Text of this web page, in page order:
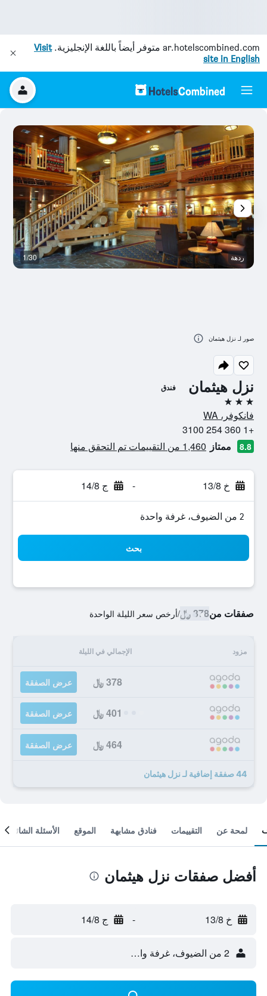
ar.hotelscombined.com متوفر أيضاً باللغة الإنجليزية.Visit
site in English
نزل هيثمان فندق
3 نجوم
فانكوفر، WA
+1 360 254 3100
8.8 ممتاز 1,460 من التقييمات تم التحقق منها
خ 13/8 - ج 14/8
2 من الضيوف، غرفة واحدة
بحث
صفقات من378 ﷼ /أرخص سعر الليلة الواحدة
مزود الإجمالي في الليلة
378 ﷼ عرض الصفقة
401 ﷼ عرض الصفقة
464 ﷼ عرض الصفقة
44 صفقة إضافية لـ نزل هيثمان
ردهة 1/30
صور لـ نزل هيثمان
لمحة عن التقييمات فنادق مشابهة الموقع الأسئلة الشائعة
أفضل صفقات نزل هيثمان
خ 13/8 - ج 14/8
2 من الضيوف، غرفة واحدة